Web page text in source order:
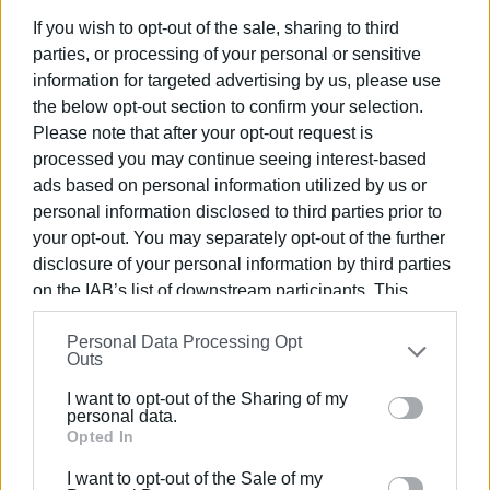
If you wish to opt-out of the sale, sharing to third
parties, or processing of your personal or sensitive
information for targeted advertising by us, please use
the below opt-out section to confirm your selection.
Please note that after your opt-out request is
processed you may continue seeing interest-based
ads based on personal information utilized by us or
personal information disclosed to third parties prior to
your opt-out. You may separately opt-out of the further
disclosure of your personal information by third parties
on the IAB’s list of downstream participants. This
information may also be disclosed by us to third parties
on theIAB’s List of Downstream Participants
that may
further disclose it to other third parties.
Please note that this website/app uses one or more
Google services and may gather and store information
Personal Data Processing Opt
Outs
I want to opt-out of the Sharing of my
personal data.
Opted In
I want to opt-out of the Sale of my
Ελένη Κορωνάκη
Εργάζεται στις Εκδόσεις Ενημέρωση από το
1990 σε θέσεις υψηλής ευθύνης. Ειδικεύεται στις
δημόσιες σχέσεις, το ελεύθερο και το
καλλιτεχνικό ρεπορτάζ.
Ακολουθήστε το enimerosi στο